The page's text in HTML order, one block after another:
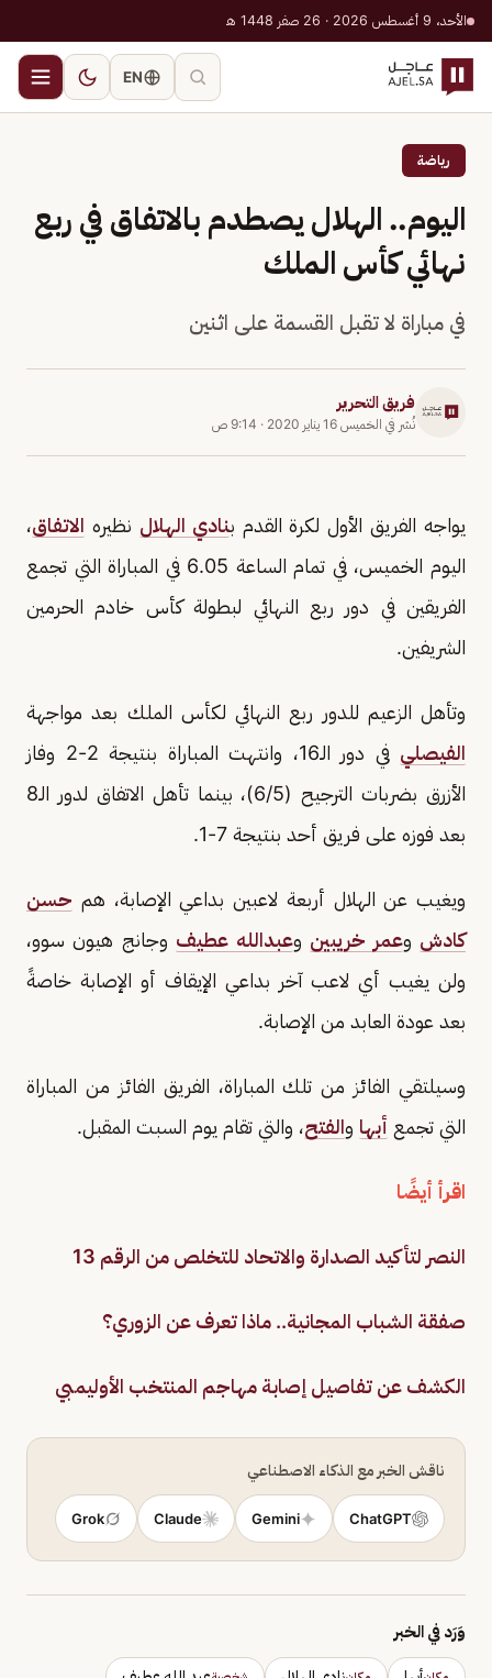
الأحد، 9 أغسطس 2026 · 26 صفر 1448 هـ
EN
رياضة
اليوم.. الهلال يصطدم بالاتفاق في ربع
نهائي كأس الملك
في مباراة لا تقبل القسمة على اثنين
فريق التحرير
نُشر في الخميس 16 يناير 2020 · 9:14 ص
يواجه الفريق الأول لكرة القدم بنادي الهلال نظيره الاتفاق،
اليوم الخميس، في تمام الساعة 6.05 في المباراة التي تجمع
الفريقين في دور ربع النهائي لبطولة كأس خادم الحرمين
الشريفين.
وتأهل الزعيم للدور ربع النهائي لكأس الملك بعد مواجهة
الفيصلي
في دور الـ16، وانتهت المباراة بنتيجة 2-2 وفاز
الأزرق بضربات الترجيح (6/5)، بينما تأهل الاتفاق لدور الـ8
بعد فوزه على فريق أحد بنتيجة 7-1.
ويغيب عن الهلال أربعة لاعبين بداعي الإصابة، هم حسن
كادش وعمر خريبين وعبدالله عطيف وجانج هيون سوو،
ولن يغيب أي لاعب آخر بداعي الإيقاف أو الإصابة خاصةً
بعد عودة العابد من الإصابة.
وسيلتقي الفائز من تلك المباراة، الفريق الفائز من المباراة
التي تجمع أبها والفتح، والتي تقام يوم السبت المقبل.
اقرأ أيضًا
النصر لتأكيد الصدارة والاتحاد للتخلص من الرقم 13
صفقة الشباب المجانية.. ماذا تعرف عن الزوري؟
الكشف عن تفاصيل إصابة مهاجم المنتخب الأوليمبي
ناقش الخبر مع الذكاء الاصطناعي
ChatGPT
Gemini
Claude
Grok
وَرَد في الخبر